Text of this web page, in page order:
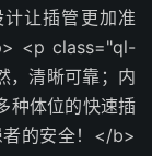
让插管更加准
<p class="ql-
，清晰可靠；内
种体位的快速插
的安全！</b>